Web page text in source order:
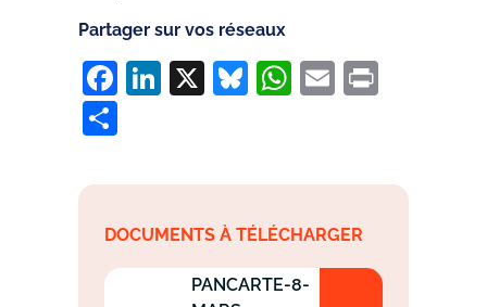
Partager sur vos réseaux
Facebook
LinkedIn
X Bluesky
WhatsApp
Email
DOCUMENTS À TÉLÉCHARGER
PANCARTE-8-